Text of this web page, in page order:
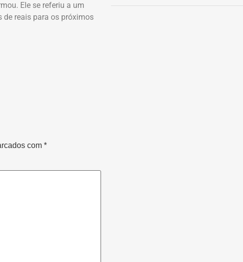
Ele se referiu a um
reais para os próximos
com *